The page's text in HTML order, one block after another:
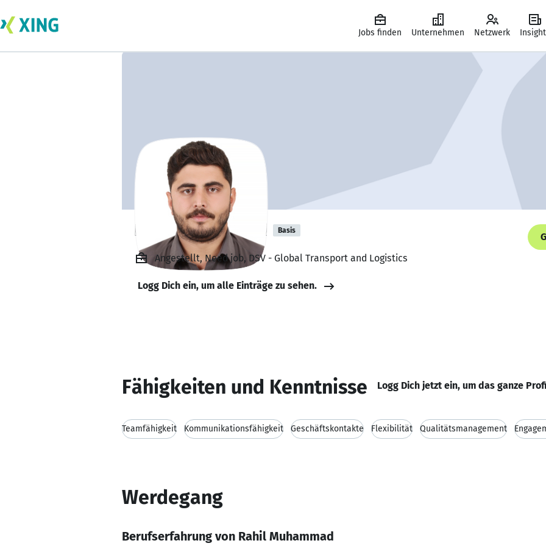
Jobs finden Unternehmen Netzwerk
Rahil Muhammad Basis
Angestellt, Need job, DSV - Global Transport and Logistics
Logg Dich ein, um alle Einträge zu sehen.
Fähigkeiten und Kenntnisse Logg Dich jetzt ein, um das ganze
Teamfähigkeit Kommunikationsfähigkeit Geschäftskontakte Flexibilität Qualitätsmanagement
Werdegang
Berufserfahrung von Rahil Muhammad